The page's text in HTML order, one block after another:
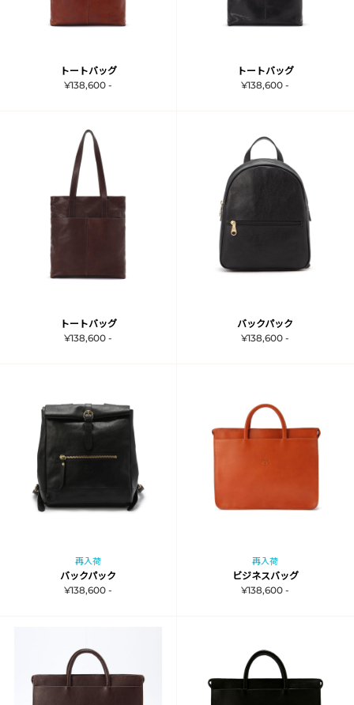
トートバッグ
¥138,600 -
トートバッグ
¥138,600 -
トートバッグ
¥138,600 -
バックパック
¥138,600 -
再入荷
バックパック
¥138,600 -
再入荷
ビジネスバッグ
¥138,600 -